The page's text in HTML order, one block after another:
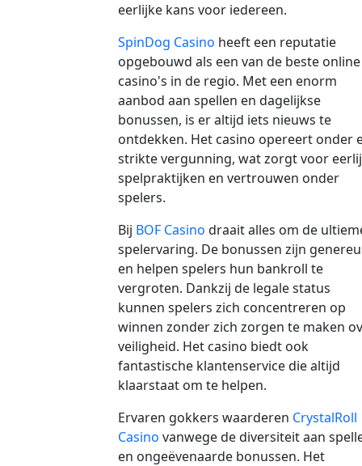
eerlijke kans voor iedereen.
SpinDog Casino heeft een reputatie
opgebouwd als een van de beste online
casino's in de regio. Met een enorm
aanbod aan spellen en dagelijkse
bonussen, is er altijd iets nieuws te
ontdekken. Het casino opereert onder
strikte vergunning, wat zorgt voor
spelpraktijken en vertrouwen onder
spelers.
Bij BOF Casino draait alles om de
spelervaring. De bonussen zijn
en helpen spelers hun bankroll te
vergroten. Dankzij de legale status
kunnen spelers zich concentreren op
winnen zonder zich zorgen te maken
veiligheid. Het casino biedt ook
fantastische klantenservice die altijd
klaarstaat om te helpen.
Ervaren gokkers waarderen CrystalRoll
Casino vanwege de diversiteit aan
en ongeëvenaarde bonussen. Het